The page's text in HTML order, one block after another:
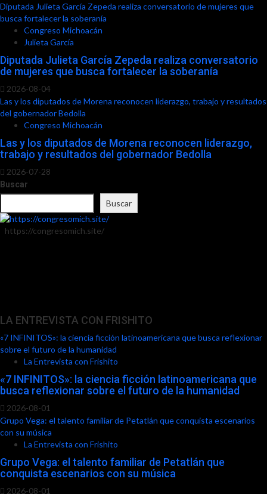
Diputada Julieta García Zepeda realiza conversatorio de mujeres que
busca fortalecer la soberanía
Congreso Michoacán
Julieta García
Diputada Julieta García Zepeda realiza conversatorio
de mujeres que busca fortalecer la soberanía
2026-08-04
Las y los diputados de Morena reconocen liderazgo, trabajo y resultados
del gobernador Bedolla
Congreso Michoacán
Las y los diputados de Morena reconocen liderazgo,
trabajo y resultados del gobernador Bedolla
2026-07-28
Buscar
Buscar
https://congresomich.site/
LA ENTREVISTA CON FRISHITO
«7 INFINITOS»: la ciencia ficción latinoamericana que busca reflexionar
sobre el futuro de la humanidad
La Entrevista con Frishito
«7 INFINITOS»: la ciencia ficción latinoamericana que
busca reflexionar sobre el futuro de la humanidad
2026-08-01
Grupo Vega: el talento familiar de Petatlán que conquista escenarios
con su música
La Entrevista con Frishito
Grupo Vega: el talento familiar de Petatlán que
conquista escenarios con su música
2026-08-01